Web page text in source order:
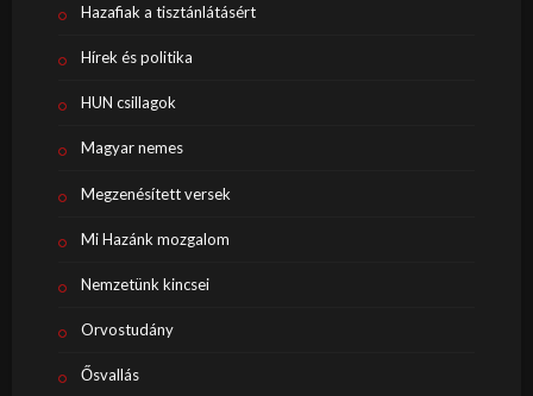
Hazafiak a tisztánlátásért
Hírek és politika
HUN csillagok
Magyar nemes
Megzenésített versek
Mi Hazánk mozgalom
Nemzetünk kincsei
Orvostudány
Ősvallás